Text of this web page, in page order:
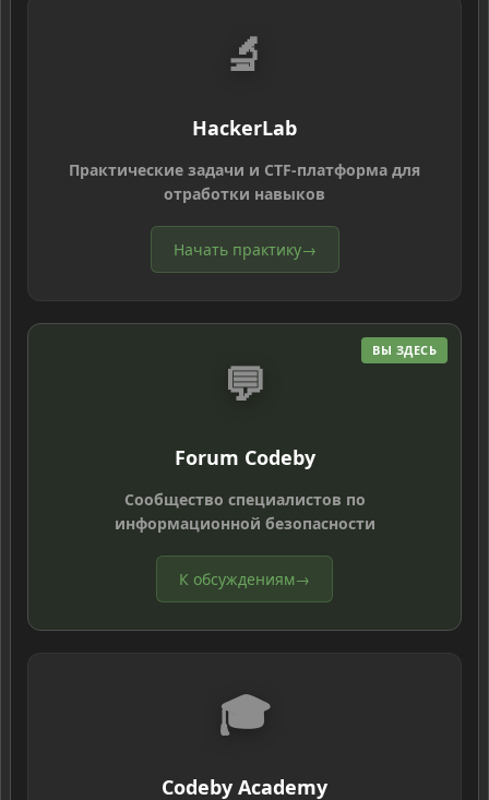
🔬
HackerLab
Практические задачи и CTF-платформа для
отработки навыков
Начать практику→
ВЫ ЗДЕСЬ
💬
Forum Codeby
Сообщество специалистов по
информационной безопасности
К обсуждениям→
🎓
Codeby Academy